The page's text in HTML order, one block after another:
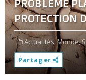
PROBLEME
PROTECTION
Actualités,Monde,
Partager